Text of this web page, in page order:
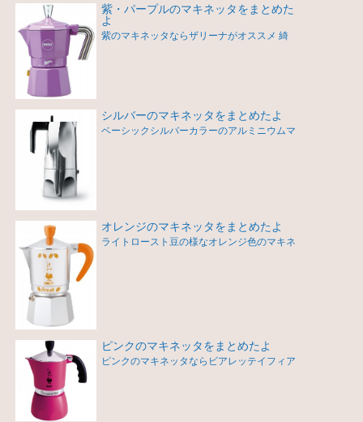
紫・パープルのマキネッタをまとめた
よ
紫のマキネッタならザリーナがオススメ 綺
シルバーのマキネッタをまとめたよ
ベーシックシルバーカラーのアルミニウムマ
オレンジのマキネッタをまとめたよ
ライトロースト豆の様なオレンジ色のマキネ
ピンクのマキネッタをまとめたよ
ピンクのマキネッタならビアレッテイフィア